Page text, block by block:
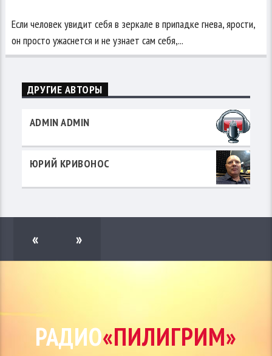
Если человек увидит себя в зеркале в припадке гнева, ярости,
он просто ужаснется и не узнает сам себя,...
ДРУГИЕ АВТОРЫ
ADMIN ADMIN
ЮРИЙ КРИВОНОС
« »
РАДИО«ПИЛИГРИМ»